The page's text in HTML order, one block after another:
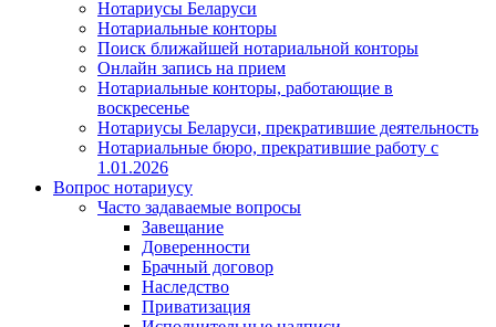
Нотариусы Беларуси
Нотариальные конторы
Поиск ближайшей нотариальной конторы
Онлайн запись на прием
Нотариальные конторы, работающие в
воскресенье
Нотариусы Беларуси, прекратившие деятельность
Нотариальные бюро, прекратившие работу с
1.01.2026
Вопрос нотариусу
Часто задаваемые вопросы
Завещание
Доверенности
Брачный договор
Наследство
Приватизация